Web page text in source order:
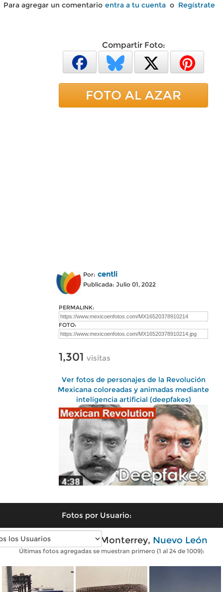
Para agregar un comentario entra a tu cuenta o Regístrate
Compartir Foto:
FOTO AL AZAR
Por: centli
Publicada: Julio 01, 2022
PERMALINK:
FOTO:
1,301 visitas
Ver fotos de personajes de la Revolución
Mexicana coloreadas y animadas mediante
inteligencia artificial (deepfakes)
Fotos por Usuario:
Fotos antiguas de Monterrey, Nuevo León
Últimas fotos agregadas se muestran primero (1 al 24 de 1009):